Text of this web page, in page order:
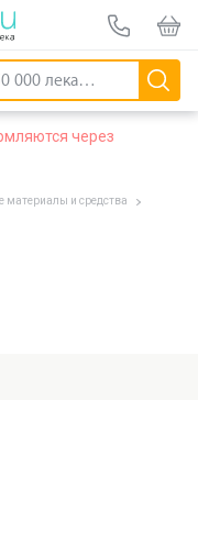
через
материалы и средства